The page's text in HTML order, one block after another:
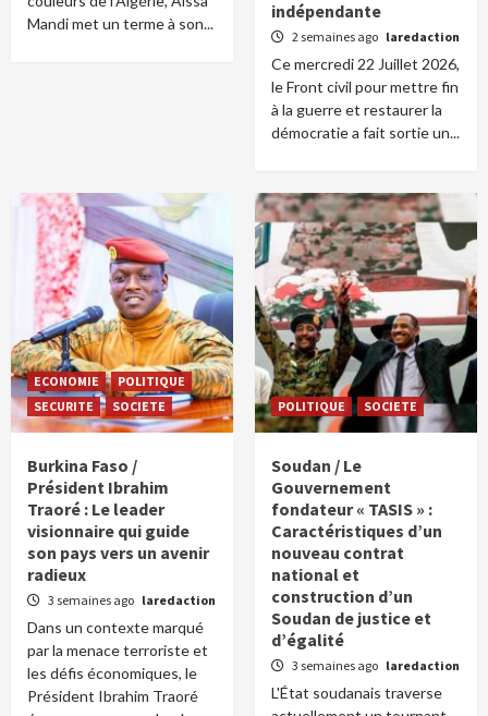
Mandi met un terme à son...
indépendante
2 semaines ago laredaction
Ce mercredi 22 Juillet 2026,
le Front civil pour mettre fin
à la guerre et restaurer la
démocratie a fait sortie un...
ECONOMIE
POLITIQUE
SECURITE
SOCIETE
Burkina Faso /
Président Ibrahim
Traoré : Le leader
visionnaire qui guide
son pays vers un avenir
radieux
3 semaines ago laredaction
Dans un contexte marqué
par la menace terroriste et
les défis économiques, le
Président Ibrahim Traoré
POLITIQUE SOCIETE
Soudan / Le
Gouvernement
fondateur « TASIS » :
Caractéristiques d’un
nouveau contrat
national et
construction d’un
Soudan de justice et
d’égalité
3 semaines ago laredaction
L'État soudanais traverse